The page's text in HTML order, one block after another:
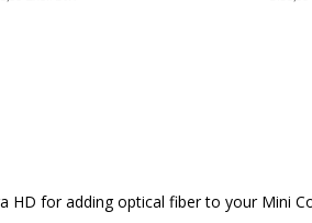
for adding optical fiber to your Mini